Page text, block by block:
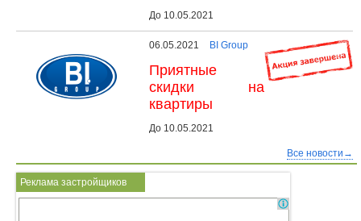
До 10.05.2021
06.05.2021 BI Group
Приятные
скидки на
квартиры
До 10.05.2021
Все новости→
Реклама застройщиков